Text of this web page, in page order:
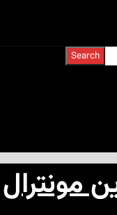
Search